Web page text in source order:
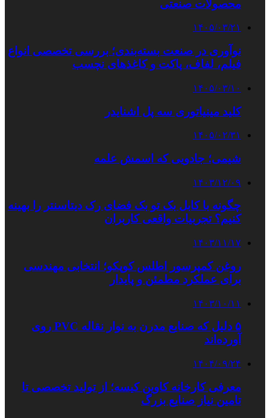
محصولات صنعتی
۱۴۰۵/۰۳/۲۱
نوآوری در صنعت بسته‌بندی؛ بررسی تخصصی انواع
فیلم، لفاف، پاکت و کاغذهای نچسب
۱۴۰۵/۰۳/۱۰
کلید مینیاتوری سه پل اشنایدر
۱۴۰۵/۰۲/۳۱
شیمی؛ جادویی که اسمش علمه
۱۴۰۳/۱۲/۰۹
چگونه با کابل بک تو بک فضای رک دیتاسنتر را بهینه
کنیم؟ تجربیات واقعی کاربران
۱۴۰۳/۱۱/۱۷
روغن کمپرسور اطلس کوپکو؛ انتخابی مهندسی
برای عملکرد مطمئن و پایدار
۱۴۰۳/۱۰/۱۱
۵ دلیل که صنایع مدرن به نوار نقاله PVC روی
آورده‌اند
۱۴۰۴/۰۹/۲۴
معرفی کارخانه کاوین کیسه؛ از تولید تخصصی تا
تامین نیاز صنایع بزرگ